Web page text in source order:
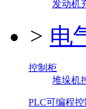
发动机
> 电
控制柜
堆垛机
PLC可编程控